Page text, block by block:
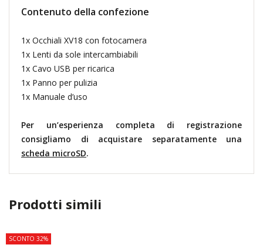
Contenuto della confezione
1x Occhiali XV18 con fotocamera
1x Lenti da sole intercambiabili
1x Cavo USB per ricarica
1x Panno per pulizia
1x Manuale d’uso
Per un’esperienza completa di registrazione
consigliamo di acquistare separatamente una
scheda microSD.
Prodotti simili
SCONTO 32%